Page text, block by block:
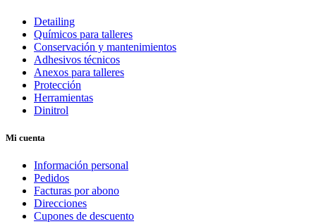
Detailing
Químicos para talleres
Conservación y mantenimientos
Adhesivos técnicos
Anexos para talleres
Protección
Herramientas
Dinitrol
Mi cuenta
Información personal
Pedidos
Facturas por abono
Direcciones
Cupones de descuento